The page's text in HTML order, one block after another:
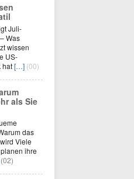
Juli-
Was
wissen
US-
hat[…] (00)
als Sie
das
Viele
ihre
(02)